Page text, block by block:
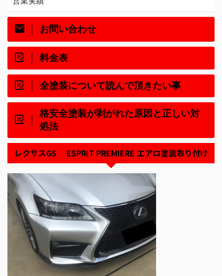
お問い合わせ
料金表
全塗装について読んで頂きたい事
格安全塗装が剥がれた原因と正しい対
処法
レクサスGS ESPRIT PREMIERE エアロ塗装取り付け